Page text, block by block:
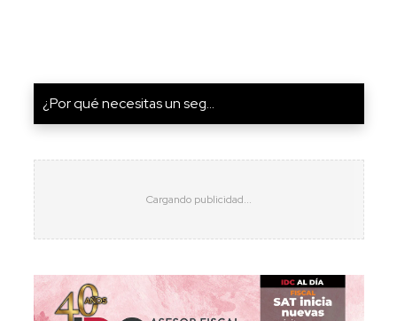
¿Por qué necesitas un seg...